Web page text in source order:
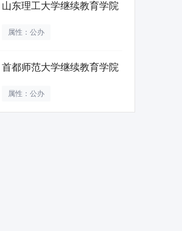
山东理工大学继续教育学院
属性：公办
首都师范大学继续教育学院
属性：公办